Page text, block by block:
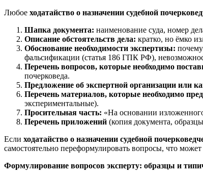
Любое ходатайство о назначении судебной
Шапка документа: наименование суда, номер
Описание обстоятельств дела: кратко, но ёмко
Обоснование необходимости экспертизы:
фальсификации (статья 186 ГПК РФ),
Перечень вопросов, которые необходимо
почерковеда.
Предложение об экспертной организации или
Перечень материалов, которые необходимо
экспериментальные).
Просительная часть: «На основании
Перечень приложений (копия документа,
Если ходатайство о назначении судебной
самостоятельно переформулировать вопросы, что может
Формулирование вопросов эксперту: образцы и